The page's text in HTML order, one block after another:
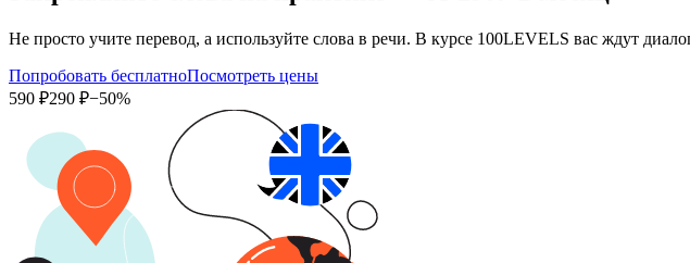
Не просто учите перевод, а используйте слова в речи. В курсе 100LEVELS вас ждут
Попробовать бесплатноПосмотреть цены
590 ₽290 ₽−50%